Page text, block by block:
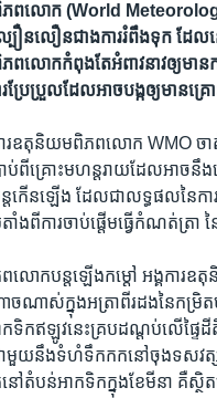
ភពលោក (World
ឿន​លឿន​ជាង​ការ​រំពឹង​ទុក ដែល​នេ
ពលោក​កំពុង​តែ​អំពាវនាវ​ឲ្យ​មា
ែប្រួល​ដែល​អាច​បង្ក​ឲ្យ​មាន​គ្រោ
ារ​ឧតុនិយម​ពិភពលោក ​WMO​ ច
រាប់​ពី​គ្រោះ​មហន្តរាយ​ដែល​អាច​
ើន​ឡើង​ ដែល​ជា​លទ្ធផល​នៃ​កា
ាំង​ពី​ការ​ចាប់​ផ្តើម​ធ្វើ​កំណត់​ត្រា​
ោក​បន្ត​ឡើង​កម្តៅ​ អង្គការ​ឧ
ណាស់​ក្នុង​អត្រា​ពីរ​ដង​នៃ​កម្រិ
ទិក​ឥឡូវ​នេះ​គ្រប​ដណ្តប់លើ​ផ្ទ
ាមួយ​នឹង​ទំហំ​ទឹកកក​នៅ​ចុង​ទសវត្ស
ៅ​តំបន់​អាកទិក​ក្នុង​ខែ​មីនា​ គឺ​ស្